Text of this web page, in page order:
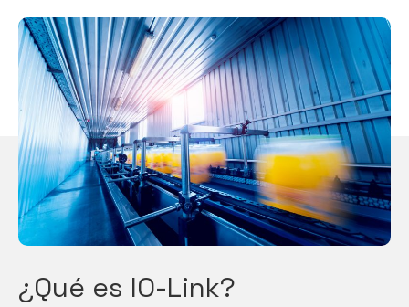
¿Qué es IO-Link?